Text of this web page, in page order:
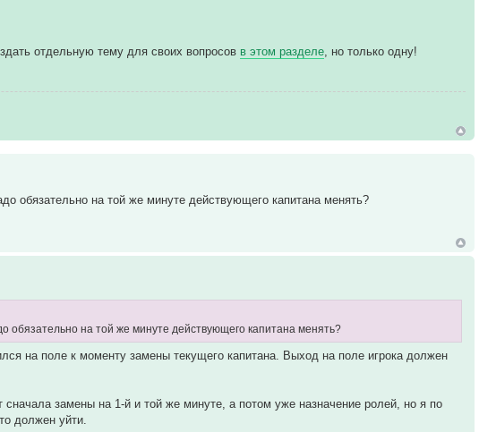
отдельную тему для своих вопросов в этом разделе , но только одну!
обязательно на той же минуте действующего капитана менять?
обязательно на той же минуте действующего капитана менять?
на поле к моменту замены текущего капитана. Выход на поле игрока должен
замены на 1-й и той же минуте, а потом уже назначение ролей, но я по
должен уйти.